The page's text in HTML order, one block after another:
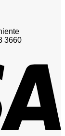
3660